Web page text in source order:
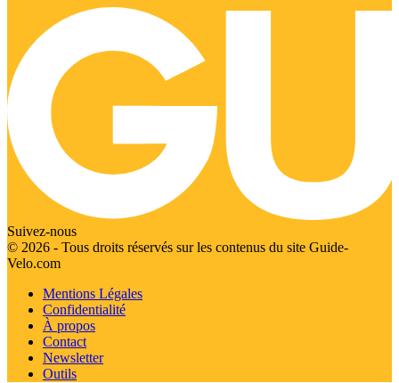
Suivez-nous
© 2026 - Tous droits réservés sur les contenus du site Guide-
Velo.com
Mentions Légales
Confidentialité
À propos
Contact
Newsletter
Outils